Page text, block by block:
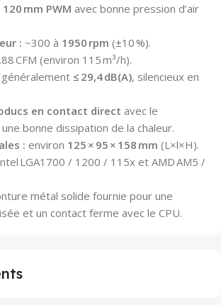
120 mm PWM avec bonne pression d’air
: ~300 à 1950 rpm (±10 %).
CFM (environ 115 m³/h).
généralement ≤ 29,4 dB(A), silencieux en
en contact direct avec le
bonne dissipation de la chaleur.
: environ 125 × 95 × 158 mm (L×l×H).
LGA1700 / 1200 / 115x et AMD AM5 /
métal solide fournie pour une
et un contact ferme avec le CPU.